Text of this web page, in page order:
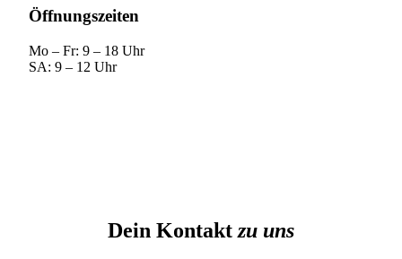
Öffnungszeiten
Mo – Fr: 9 – 18 Uhr
SA: 9 – 12 Uhr
Dein Kontakt zu uns